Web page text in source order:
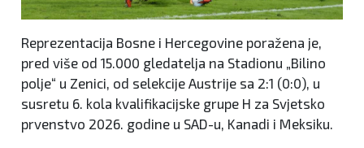
Reprezentacija Bosne i Hercegovine poražena je,
pred više od 15.000 gledatelja na Stadionu „Bilino
polje“ u Zenici, od selekcije Austrije sa 2:1 (0:0), u
susretu 6. kola kvalifikacijske grupe H za Svjetsko
prvenstvo 2026. godine u SAD-u, Kanadi i Meksiku.